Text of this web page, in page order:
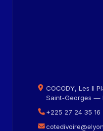
COCODY, Les II
Saint-Georges —
+225 27 24 35 16